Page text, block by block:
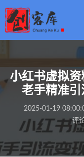
小红书虚拟资
老手精准
2025-01-19
评